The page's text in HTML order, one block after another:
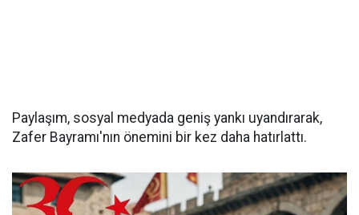
Paylaşım, sosyal medyada geniş yankı uyandırarak,
Zafer Bayramı'nın önemini bir kez daha hatırlattı.